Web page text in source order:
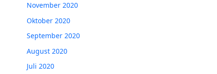
November 2020
Oktober 2020
September 2020
August 2020
Juli 2020